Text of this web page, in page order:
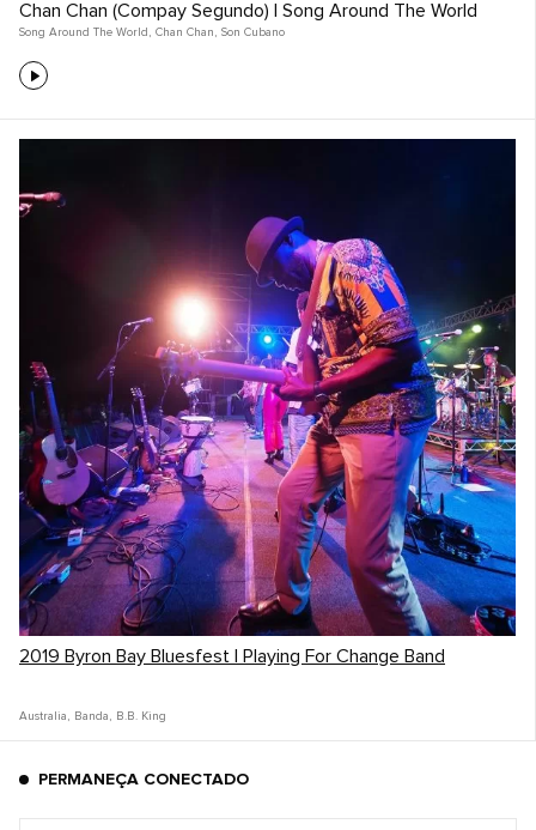
Chan Chan (Compay Segundo) | Song Around The World
Song Around The World , Chan Chan , Son Cubano
2019 Byron Bay Bluesfest | Playing For Change Band
Australia , Banda , B.B. King
PERMANEÇA CONECTADO